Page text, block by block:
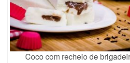
Coco com recheio de